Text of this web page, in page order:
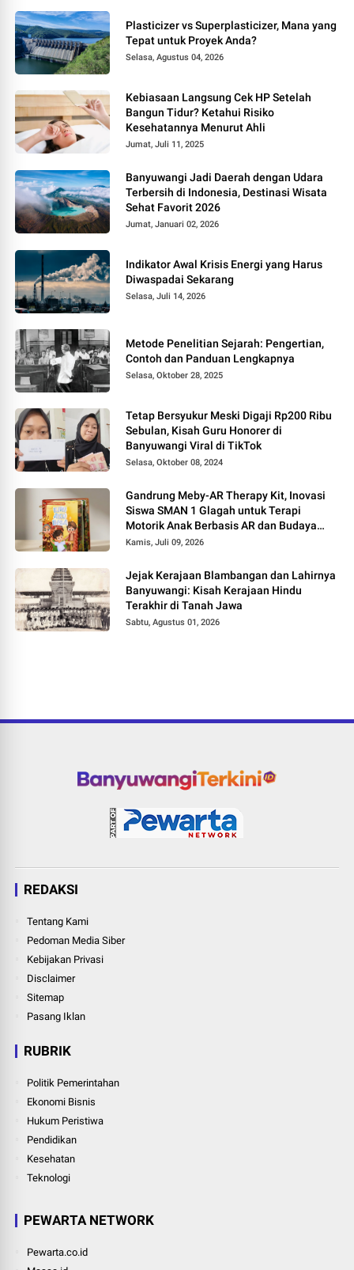
Plasticizer vs Superplasticizer, Mana yang
Tepat untuk Proyek Anda?
Selasa, Agustus 04, 2026
Kebiasaan Langsung Cek HP Setelah
Bangun Tidur? Ketahui Risiko
Kesehatannya Menurut Ahli
Jumat, Juli 11, 2025
Banyuwangi Jadi Daerah dengan Udara
Terbersih di Indonesia, Destinasi Wisata
Sehat Favorit 2026
Jumat, Januari 02, 2026
Indikator Awal Krisis Energi yang Harus
Diwaspadai Sekarang
Selasa, Juli 14, 2026
Metode Penelitian Sejarah: Pengertian,
Contoh dan Panduan Lengkapnya
Selasa, Oktober 28, 2025
Tetap Bersyukur Meski Digaji Rp200 Ribu
Sebulan, Kisah Guru Honorer di
Banyuwangi Viral di TikTok
Selasa, Oktober 08, 2024
Gandrung Meby-AR Therapy Kit, Inovasi
Siswa SMAN 1 Glagah untuk Terapi
Motorik Anak Berbasis AR dan Budaya
Banyuwangi
Kamis, Juli 09, 2026
Jejak Kerajaan Blambangan dan Lahirnya
Banyuwangi: Kisah Kerajaan Hindu
Terakhir di Tanah Jawa
Sabtu, Agustus 01, 2026
REDAKSI
Tentang Kami
Pedoman Media Siber
Kebijakan Privasi
Disclaimer
Sitemap
Pasang Iklan
RUBRIK
Politik Pemerintahan
Ekonomi Bisnis
Hukum Peristiwa
Pendidikan
Kesehatan
Teknologi
PEWARTA NETWORK
Pewarta.co.id